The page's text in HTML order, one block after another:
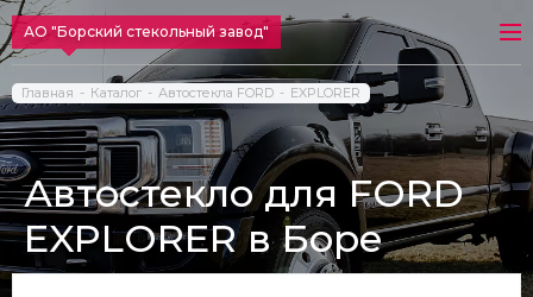
АО "Борский стекольный завод"
Главная Каталог Автостекла FORD EXPLORER
Автостекло для FORD
EXPLORER в Боре